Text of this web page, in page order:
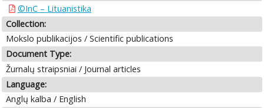
©InC – Lituanistika
Collection:
Mokslo publikacijos / Scientific publications
Document Type:
Žurnalų straipsniai / Journal articles
Language:
Anglų kalba / English